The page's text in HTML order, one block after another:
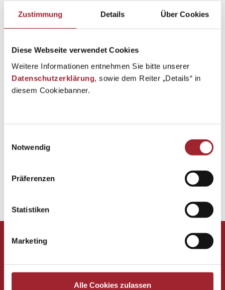
Zustimmung Details Über Cookies
Diese Webseite verwendet Cookies
Weitere Informationen entnehmen Sie bitte unserer
Datenschutzerklärung, sowie dem Reiter „Details“ in
diesem Cookiebanner.
Notwendig
Präferenzen
Statistiken
Marketing
Alle Cookies zulassen
E-Mail:kinderhort.puchheim@edumail.at
Formular:Vormerkung Hort